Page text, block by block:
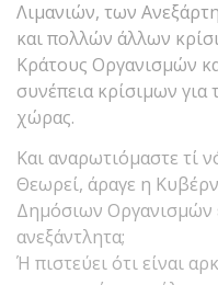
Λιμανιών, των
και πολλών άλλων
Κράτους Οργανισμών
συνέπεια κρίσιμων
χώρας.
Και αναρωτιόμαστε τί
Θεωρεί, άραγε η
Δημόσιων Οργανισμών
ανεξάντλητα;
Ή πιστεύει ότι είναι